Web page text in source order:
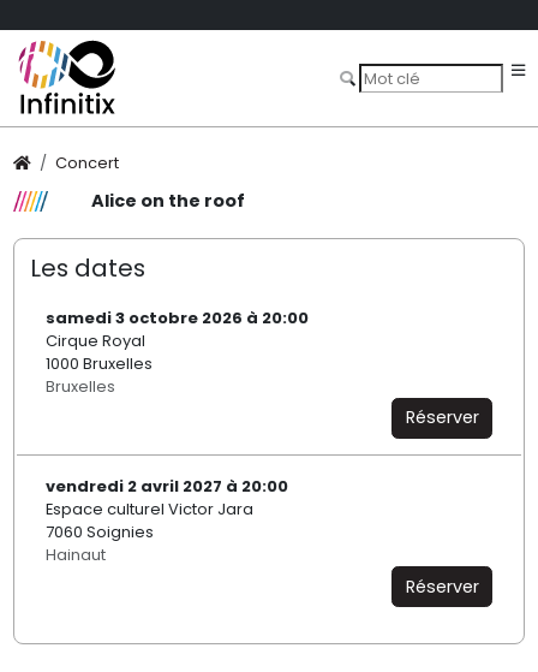
Concert
Alice on the roof
Les dates
samedi 3 octobre 2026 à 20:00
Cirque Royal
1000 Bruxelles
Bruxelles
Réserver
vendredi 2 avril 2027 à 20:00
Espace culturel Victor Jara
7060 Soignies
Hainaut
Réserver